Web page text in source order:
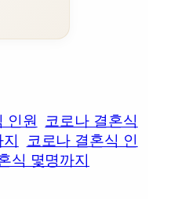
인원
코로나 결혼식
코로나 결혼식 인
식 몇명까지